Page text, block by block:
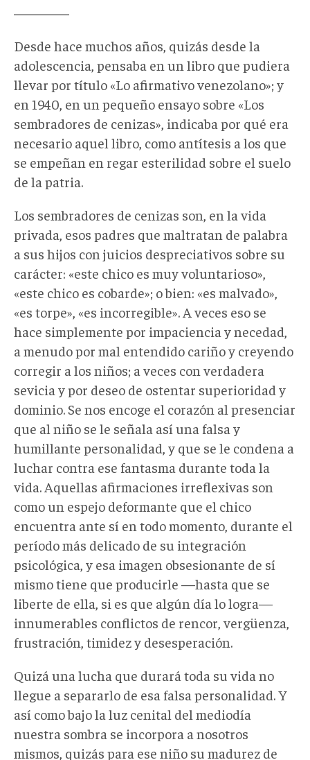
Desde hace muchos años, quizás desde la
adolescencia, pensaba en un libro que pudiera
llevar por título «Lo afirmativo venezolano»; y
en 1940, en un pequeño ensayo sobre «Los
sembradores de cenizas», indicaba por qué era
necesario aquel libro, como antítesis a los que
se empeñan en regar esterilidad sobre el suelo
de la patria.
Los sembradores de cenizas son, en la vida
privada, esos padres que maltratan de palabra
a sus hijos con juicios despreciativos sobre su
carácter: «este chico es muy voluntarioso»,
«este chico es cobarde»; o bien: «es malvado»,
«es torpe», «es incorregible». A veces eso se
hace simplemente por impaciencia y necedad,
a menudo por mal entendido cariño y creyendo
corregir a los niños; a veces con verdadera
sevicia y por deseo de ostentar superioridad y
dominio. Se nos encoge el corazón al presenciar
que al niño se le señala así una falsa y
humillante personalidad, y que se le condena a
luchar contra ese fantasma durante toda la
vida. Aquellas afirmaciones irreflexivas son
como un espejo deformante que el chico
encuentra ante sí en todo momento, durante el
período más delicado de su integración
psicológica, y esa imagen obsesionante de sí
mismo tiene que producirle —hasta que se
liberte de ella, si es que algún día lo logra—
innumerables conflictos de rencor, vergüenza,
frustración, timidez y desesperación.
Quizá una lucha que durará toda su vida no
llegue a separarlo de esa falsa personalidad. Y
así como bajo la luz cenital del mediodía
nuestra sombra se incorpora a nosotros
mismos, quizás para ese niño su madurez de